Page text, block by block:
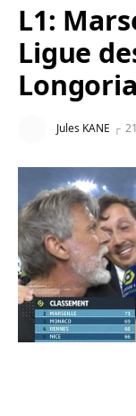
L1:
Ligue
Jules KANE